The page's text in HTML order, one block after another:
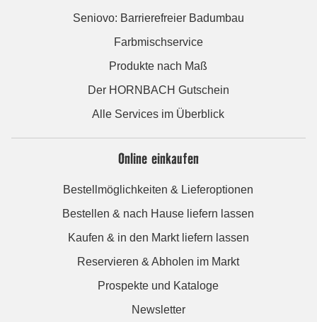
Seniovo: Barrierefreier Badumbau
Farbmischservice
Produkte nach Maß
Der HORNBACH Gutschein
Alle Services im Überblick
Online einkaufen
Bestellmöglichkeiten & Lieferoptionen
Bestellen & nach Hause liefern lassen
Kaufen & in den Markt liefern lassen
Reservieren & Abholen im Markt
Prospekte und Kataloge
Newsletter